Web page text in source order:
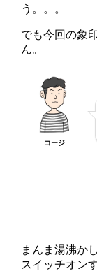
う。。。
でも今回の象
ん。
コージ
まんま湯沸か
スイッチオン